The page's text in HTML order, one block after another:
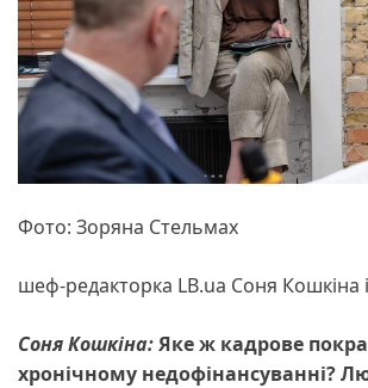
Фото: Зоряна Стельмах
шеф-редакторка LB.ua Cоня Кошкіна
Соня Кошкіна:Яке ж кадрове
хронічному недофінансуванні?